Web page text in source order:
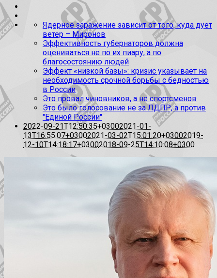
Ядерное заражение зависит от того, куда дует
ветер – Миронов
Эффективность губернаторов должна
оцениваться не по их пиару, а по
благосостоянию людей
Эффект «низкой базы»: кризис указывает на
необходимость срочной борьбы с бедностью
в России
Это провал чиновников, а не спортсменов
Это было голосование не за ЛДПР, а против
"Единой России"
2022-09-21T12:50:35+03002021-01-
13T16:55:07+03002021-03-02T15:01:20+03002019-
12-10T14:18:17+03002018-09-25T14:10:08+0300